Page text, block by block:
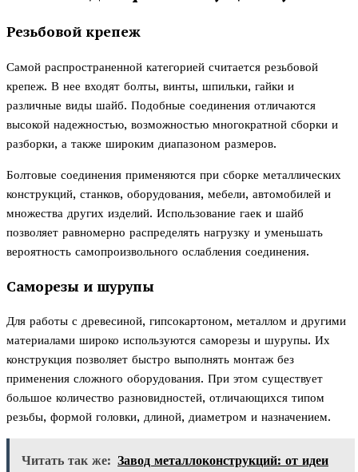
Резьбовой крепеж
Самой распространенной категорией считается резьбовой
крепеж. В нее входят болты, винты, шпильки, гайки и
различные виды шайб. Подобные соединения отличаются
высокой надежностью, возможностью многократной сборки и
разборки, а также широким диапазоном размеров.
Болтовые соединения применяются при сборке металлических
конструкций, станков, оборудования, мебели, автомобилей и
множества других изделий. Использование гаек и шайб
позволяет равномерно распределять нагрузку и уменьшать
вероятность самопроизвольного ослабления соединения.
Саморезы и шурупы
Для работы с древесиной, гипсокартоном, металлом и другими
материалами широко используются саморезы и шурупы. Их
конструкция позволяет быстро выполнять монтаж без
применения сложного оборудования. При этом существует
большое количество разновидностей, отличающихся типом
резьбы, формой головки, длиной, диаметром и назначением.
Читать так же: Завод металлоконструкций: от идеи